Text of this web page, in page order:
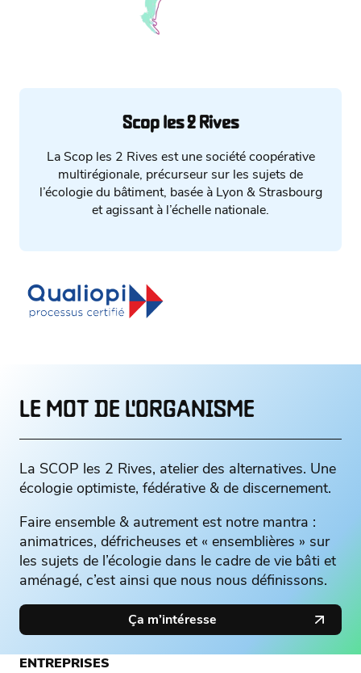
Scop les 2 Rives
La Scop les 2 Rives est une société coopérative
multirégionale, précurseur sur les sujets de
l’écologie du bâtiment, basée à Lyon & Strasbourg
et agissant à l’échelle nationale.
LE MOT DE L'ORGANISME
La SCOP les 2 Rives, atelier des alternatives. Une
écologie optimiste, fédérative & de discernement.
Faire ensemble & autrement est notre mantra :
animatrices, défricheuses et « ensemblières » sur
les sujets de l’écologie dans le cadre de vie bâti et
aménagé, c’est ainsi que nous nous définissons.
Ça m’intéresse
ENTREPRISES